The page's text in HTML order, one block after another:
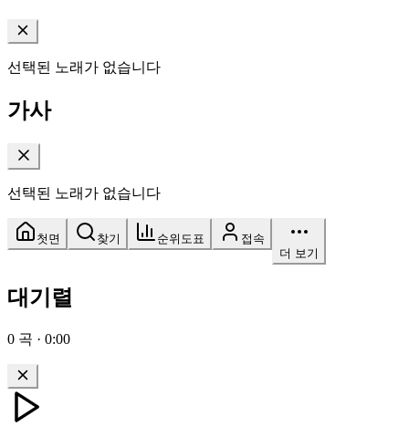
선택된 노래가 없습니다
가사
선택된 노래가 없습니다
첫면 찾기 순위도표
접속
더 보기
대기렬
0 곡 · 0:00